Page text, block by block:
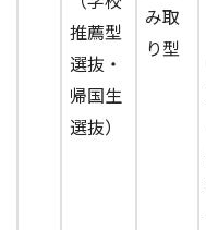
推薦型
選抜・
帰国生
選抜）
み取
り型